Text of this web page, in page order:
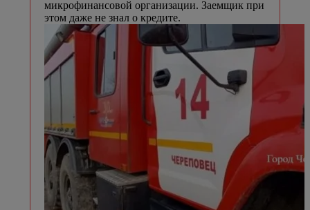
микрофинансовой организации. Заемщик при
этом даже не знал о кредите.